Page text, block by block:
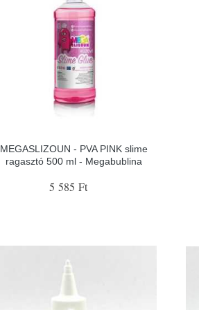
MEGASLIZOUN - PVA PINK slime
ragasztó 500 ml - Megabublina
5 585 Ft